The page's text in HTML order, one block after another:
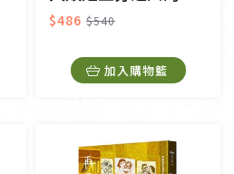
$486 $540
加入購物籃